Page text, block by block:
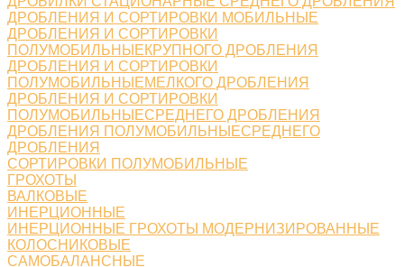
ДРОБЛЕНИЯ И СОРТИРОВКИ МОБИЛЬНЫЕ
ДРОБЛЕНИЯ И СОРТИРОВКИ
ПОЛУМОБИЛЬНЫЕКРУПНОГО ДРОБЛЕНИЯ
ДРОБЛЕНИЯ И СОРТИРОВКИ
ПОЛУМОБИЛЬНЫЕМЕЛКОГО ДРОБЛЕНИЯ
ДРОБЛЕНИЯ И СОРТИРОВКИ
ПОЛУМОБИЛЬНЫЕСРЕДНЕГО ДРОБЛЕНИЯ
ДРОБЛЕНИЯ ПОЛУМОБИЛЬНЫЕСРЕДНЕГО
ДРОБЛЕНИЯ
СОРТИРОВКИ ПОЛУМОБИЛЬНЫЕ
ГРОХОТЫ
ВАЛКОВЫЕ
ИНЕРЦИОННЫЕ
ИНЕРЦИОННЫЕ ГРОХОТЫ МОДЕРНИЗИРОВАННЫЕ
КОЛОСНИКОВЫЕ
САМОБАЛАНСНЫЕ